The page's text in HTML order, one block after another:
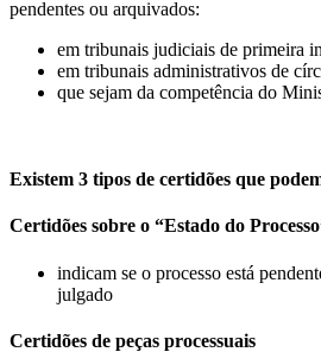
pendentes ou arquivados:
em tribunais judiciais de primeira
em tribunais administrativos de
que sejam da competência do
Existem 3 tipos de certidões que
Certidões sobre o “Estado do
indicam se o processo está
julgado
Certidões de peças processuais